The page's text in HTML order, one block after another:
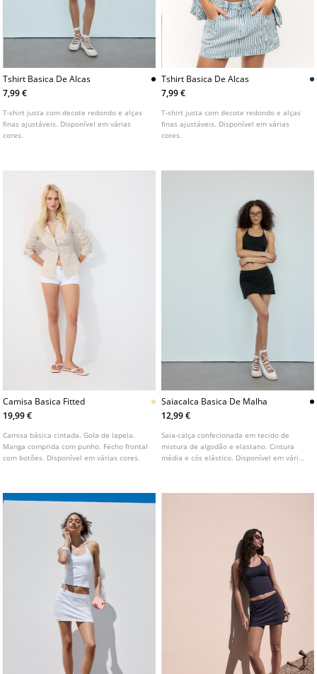
Tshirt Basica De Alcas
7,99 €
T-shirt justa com decote redondo e alças
finas ajustáveis. Disponível em várias
cores.
Tshirt Basica De Alcas
7,99 €
T-shirt justa com decote redondo e alças
finas ajustáveis. Disponível em várias
cores.
Camisa Basica Fitted
19,99 €
Camisa básica cintada. Gola de lapela.
Manga comprida com punho. Fecho frontal
com botões. Disponível em várias cores.
Saiacalca Basica De Malha
12,99 €
Saia-calça confecionada em tecido de
mistura de algodão e elastano. Cintura
média e cós elástico. Disponível em várias